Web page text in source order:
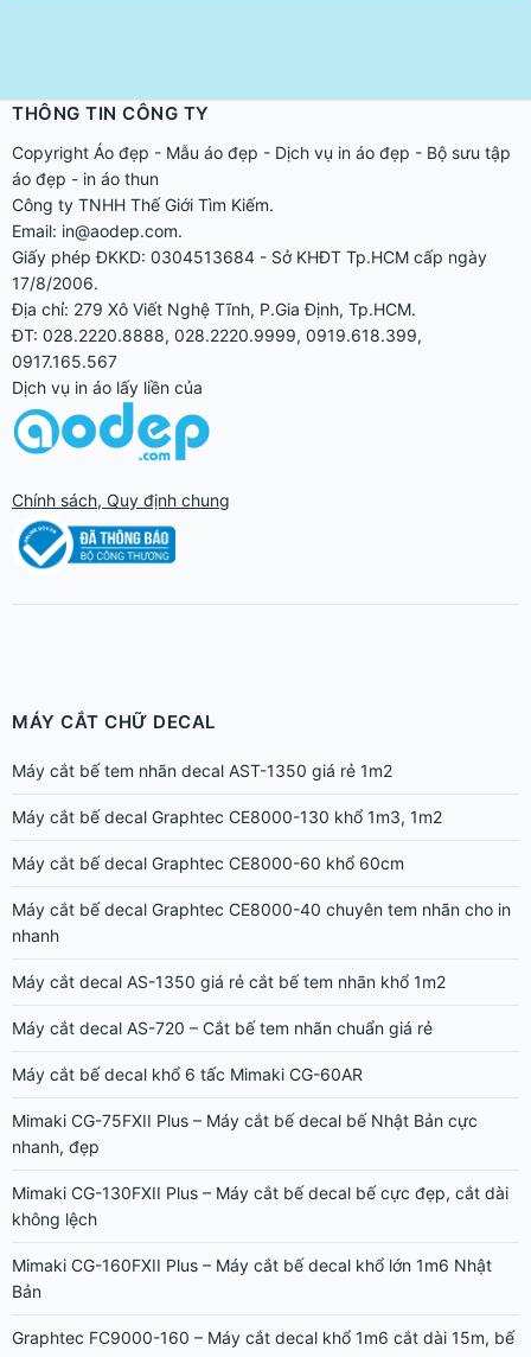
THÔNG TIN CÔNG TY
Copyright Áo đẹp - Mẫu áo đẹp - Dịch vụ in áo đẹp - Bộ sưu tập
áo đẹp - in áo thun
Công ty TNHH Thế Giới Tìm Kiếm.
Email: in@aodep.com.
Giấy phép ĐKKD: 0304513684 - Sở KHĐT Tp.HCM cấp ngày
17/8/2006.
Địa chỉ: 279 Xô Viết Nghệ Tĩnh, P.Gia Định, Tp.HCM.
ĐT: 028.2220.8888, 028.2220.9999, 0919.618.399,
0917.165.567
Dịch vụ in áo lấy liền của
Chính sách, Quy định chung
MÁY CẮT CHỮ DECAL
Máy cắt bế tem nhãn decal AST-1350 giá rẻ 1m2
Máy cắt bế decal Graphtec CE8000-130 khổ 1m3, 1m2
Máy cắt bế decal Graphtec CE8000-60 khổ 60cm
Máy cắt bế decal Graphtec CE8000-40 chuyên tem nhãn cho in
nhanh
Máy cắt decal AS-1350 giá rẻ cắt bế tem nhãn khổ 1m2
Máy cắt decal AS-720 – Cắt bế tem nhãn chuẩn giá rẻ
Máy cắt bế decal khổ 6 tấc Mimaki CG-60AR
Mimaki CG-75FXII Plus – Máy cắt bế decal bế Nhật Bản cực
nhanh, đẹp
Mimaki CG-130FXII Plus – Máy cắt bế decal bế cực đẹp, cắt dài
không lệch
Mimaki CG-160FXII Plus – Máy cắt bế decal khổ lớn 1m6 Nhật
Bản
Graphtec FC9000-160 – Máy cắt decal khổ 1m6 cắt dài 15m, bế